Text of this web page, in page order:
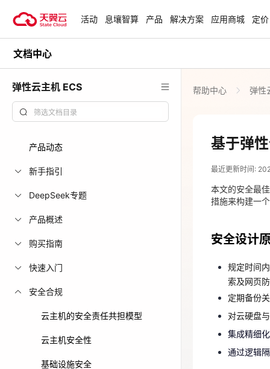
试用，产品折扣等，助您降本增
安全隔离版
企业出海解
助力您的业务
免费活动
免费试用中心
多款云产品免
活动 息壤智算 产品 解决方案 应用商城 定价
文档中心
弹性云主机 ECS
产品动态
新手指引
DeepSeek专题
产品概述
购买指南
快速入门
安全合规
云主机的安全责任共担模型
云主机安全性
基础设施安全
帮助中心 弹性
基于弹
最近更新时间:
2025-09-
安全设计
定期备份
对云硬盘
集成精细
通过逻辑
部署架构
在云服务器
本文的安全最
措施来构建一
安全设计
规定时间
索及网页
定期备份
对云硬盘
集成精细
通过逻辑